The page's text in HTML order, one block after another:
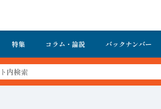
特集 コラム・論説 バックナンバー